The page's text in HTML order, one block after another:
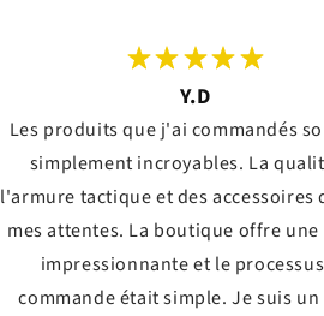
Y.D
Les produits que j'ai commandés
simplement incroyables. La
l'armure tactique et des accessoires
mes attentes. La boutique offre une
impressionnante et le
commande était simple. Je suis